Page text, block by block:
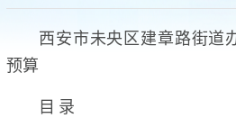
西安市未央区建章路街道
预算
目 录